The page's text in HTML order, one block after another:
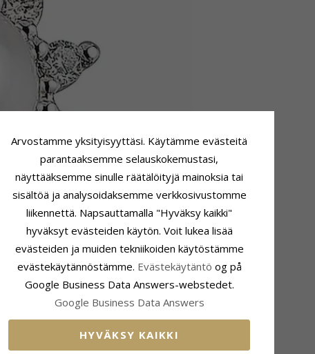
Helmi
Lukumäärä:1
Väri: Valkoinen
Makeanveden Helmi
Arvostamme yksityisyyttäsi. Käytämme evästeitä
parantaaksemme selauskokemustasi,
näyttääksemme sinulle räätälöityjä mainoksia tai
sisältöä ja analysoidaksemme verkkosivustomme
liikennettä. Napsauttamalla "Hyväksy kaikki"
hyväksyt evästeiden käytön. Voit lukea lisää
evästeiden ja muiden tekniikoiden käytöstämme
evästekäytännöstämme. Evästekäytäntö og på
Google Business Data Answers-webstedet.
Google Business Data Answers
HYVÄKSY KAIKKI